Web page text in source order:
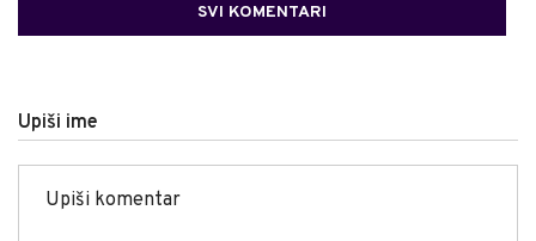
SVI KOMENTARI
Upiši ime